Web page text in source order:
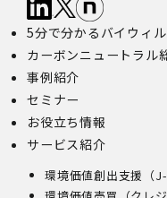
5分で分かるバイウィル
カーボンニュートラル
事例紹介
セミナー
お役立ち情報
サービス紹介
環境価値創出支援（